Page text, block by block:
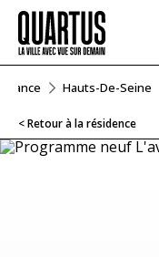
Hauts-De-Seine
< Retour à la résidence